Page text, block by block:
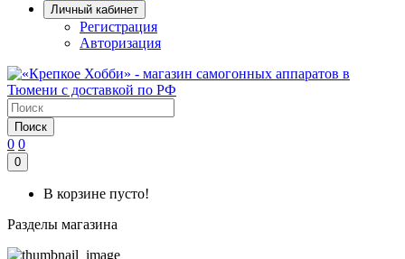
Личный кабинет
Регистрация
Авторизация
Поиск
0 0
0
В корзине пусто!
Разделы магазина